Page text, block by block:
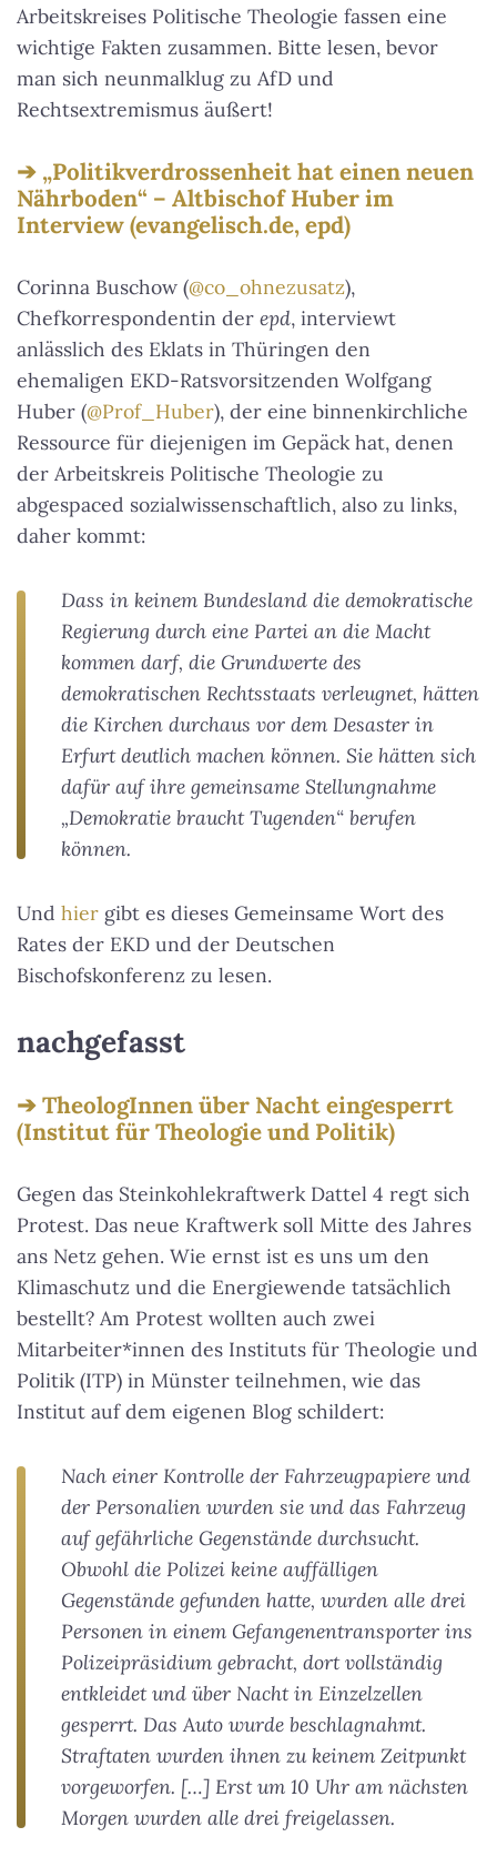
Arbeitskreises Politische Theologie fassen eine
wichtige Fakten zusammen. Bitte lesen, bevor
man sich neunmalklug zu AfD und
Rechtsextremismus äußert!
„Politikverdrossenheit hat einen neuen
Nährboden“ – Altbischof Huber im
Interview (evangelisch.de, epd)
Corinna Buschow (@co_ohnezusatz),
Chefkorrespondentin der epd, interviewt
anlässlich des Eklats in Thüringen den
ehemaligen EKD-Ratsvorsitzenden Wolfgang
Huber (@Prof_Huber), der eine binnenkirchliche
Ressource für diejenigen im Gepäck hat, denen
der Arbeitskreis Politische Theologie zu
abgespaced sozialwissenschaftlich, also zu links,
daher kommt:
Dass in keinem Bundesland die demokratische
Regierung durch eine Partei an die Macht
kommen darf, die Grundwerte des
demokratischen Rechtsstaats verleugnet, hätten
die Kirchen durchaus vor dem Desaster in
Erfurt deutlich machen können. Sie hätten sich
dafür auf ihre gemeinsame Stellungnahme
„Demokratie braucht Tugenden“ berufen
können.
Und hier gibt es dieses Gemeinsame Wort des
Rates der EKD und der Deutschen
Bischofskonferenz zu lesen.
nachgefasst
TheologInnen über Nacht eingesperrt
(Institut für Theologie und Politik)
Gegen das Steinkohlekraftwerk Dattel 4 regt sich
Protest. Das neue Kraftwerk soll Mitte des Jahres
ans Netz gehen. Wie ernst ist es uns um den
Klimaschutz und die Energiewende tatsächlich
bestellt? Am Protest wollten auch zwei
Mitarbeiter*innen des Instituts für Theologie und
Politik (ITP) in Münster teilnehmen, wie das
Institut auf dem eigenen Blog schildert:
Nach einer Kontrolle der Fahrzeugpapiere und
der Personalien wurden sie und das Fahrzeug
auf gefährliche Gegenstände durchsucht.
Obwohl die Polizei keine auffälligen
Gegenstände gefunden hatte, wurden alle drei
Personen in einem Gefangenentransporter ins
Polizeipräsidium gebracht, dort vollständig
entkleidet und über Nacht in Einzelzellen
gesperrt. Das Auto wurde beschlagnahmt.
Straftaten wurden ihnen zu keinem Zeitpunkt
vorgeworfen. […] Erst um 10 Uhr am nächsten
Morgen wurden alle drei freigelassen.